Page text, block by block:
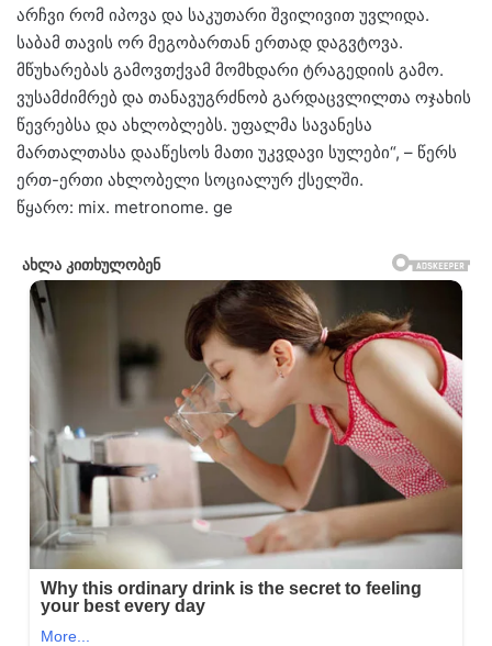
არჩვი რომ იპოვა და საკუთარი შვილივით უვლიდა.
საბამ თავის ორ მეგობართან ერთად დაგვტოვა.
მწუხარებას გამოვთქვამ მომხდარი ტრაგედიის გამო.
ვუსამძიმრებ და თანავუგრძნობ გარდაცვლილთა ოჯახის
წევრებსა და ახლობლებს. უფალმა სავანესა
მართალთასა დააწესოს მათი უკვდავი სულები“, – წერს
ერთ-ერთი ახლობელი სოციალურ ქსელში.
წყარო: mix. metronome. ge